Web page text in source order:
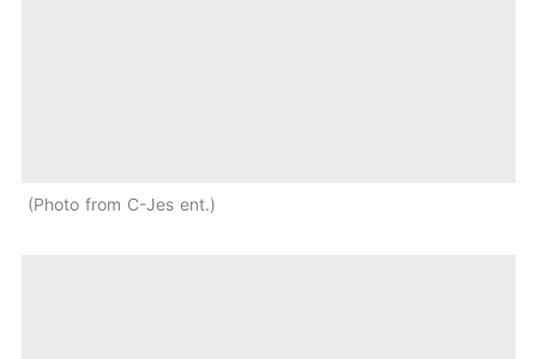
Photo from C-Jes ent.